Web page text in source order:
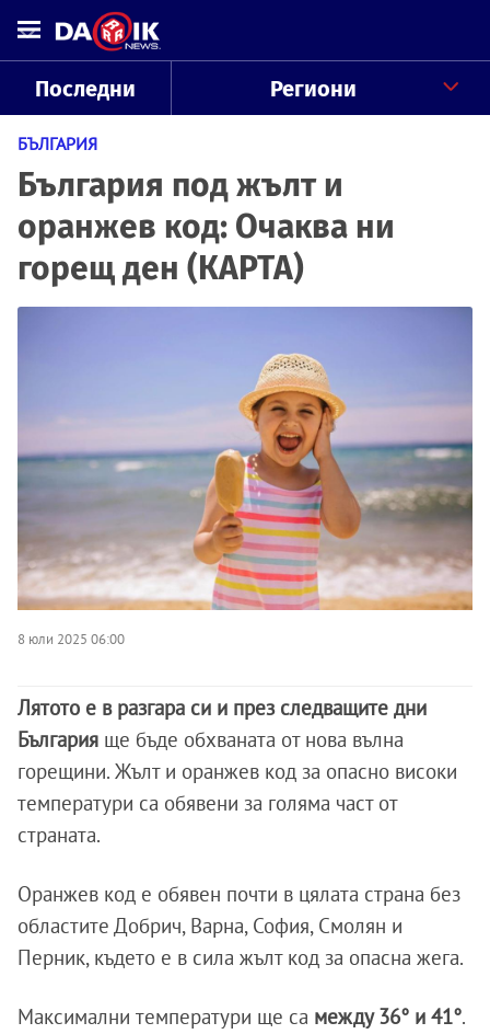
Последни Региони
БЪЛГАРИЯ
България под жълт и
оранжев код: Очаква ни
горещ ден (КАРТА)
8 юли 2025 06:00
Лятото е в разгара си и през следващите дни
България ще бъде обхваната от нова вълна
горещини. Жълт и оранжев код за опасно високи
температури са обявени за голяма част от
страната.
Оранжев код е обявен почти в цялата страна без
областите Добрич, Варна, София, Смолян и
Перник, където е в сила жълт код за опасна жега.
Максимални температури ще са между 36° и 41°.